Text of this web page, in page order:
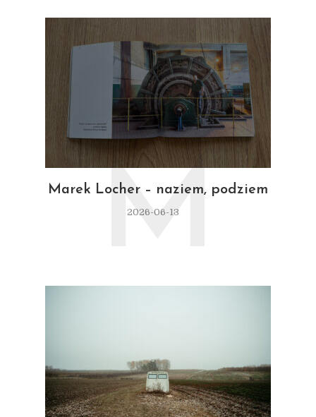
Marek Locher – naziem, podziem
2026-06-13
M